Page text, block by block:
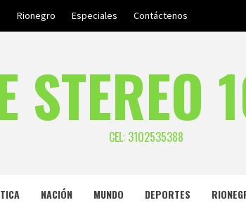
Rionegro Especiales Contáctenos
STEREO
CEL: 3102535388
NACIÓN MUNDO DEPORTES